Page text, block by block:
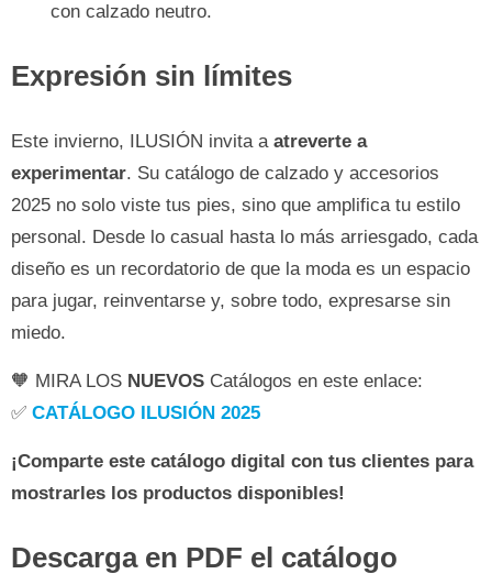
con calzado neutro.
Expresión sin límites
Este invierno, ILUSIÓN invita a atreverte a
experimentar. Su catálogo de calzado y accesorios
2025 no solo viste tus pies, sino que amplifica tu estilo
personal. Desde lo casual hasta lo más arriesgado, cada
diseño es un recordatorio de que la moda es un espacio
para jugar, reinventarse y, sobre todo, expresarse sin
miedo.
🧡 MIRA LOS NUEVOS Catálogos en este enlace:
✅ CATÁLOGO ILUSIÓN 2025
¡Comparte este catálogo digital con tus clientes para
mostrarles los productos disponibles!
Descarga en PDF el catálogo